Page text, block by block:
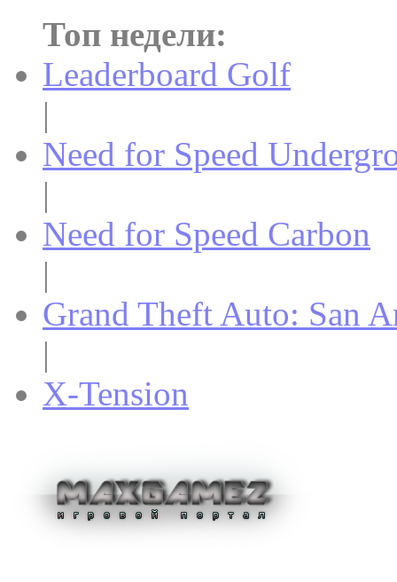
Топ недели:
Leaderboard Golf
|
Need for Speed
|
Need for Speed Carbon
|
Grand Theft Auto: San
|
X-Tension